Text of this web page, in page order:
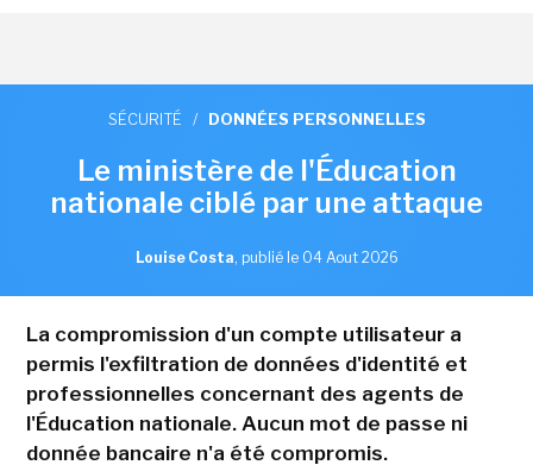
SÉCURITÉ / DONNÉES PERSONNELLES
Le ministère de l'Éducation
nationale ciblé par une attaque
Louise Costa, publié le 04 Aout 2026
La compromission d'un compte utilisateur a
permis l'exfiltration de données d'identité et
professionnelles concernant des agents de
l'Éducation nationale. Aucun mot de passe ni
donnée bancaire n'a été compromis.